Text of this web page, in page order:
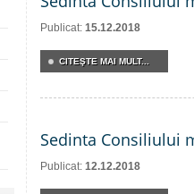
Publicat: 15.12.2018
CITEŞTE MAI MULT...
Sedinta Consiliului
Publicat: 12.12.2018